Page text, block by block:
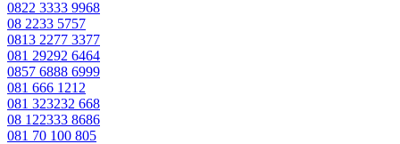
0822 3333 9968
08 2233 5757
0813 2277 3377
081 29292 6464
0857 6888 6999
081 666 1212
081 323232 668
08 122333 8686
081 70 100 805